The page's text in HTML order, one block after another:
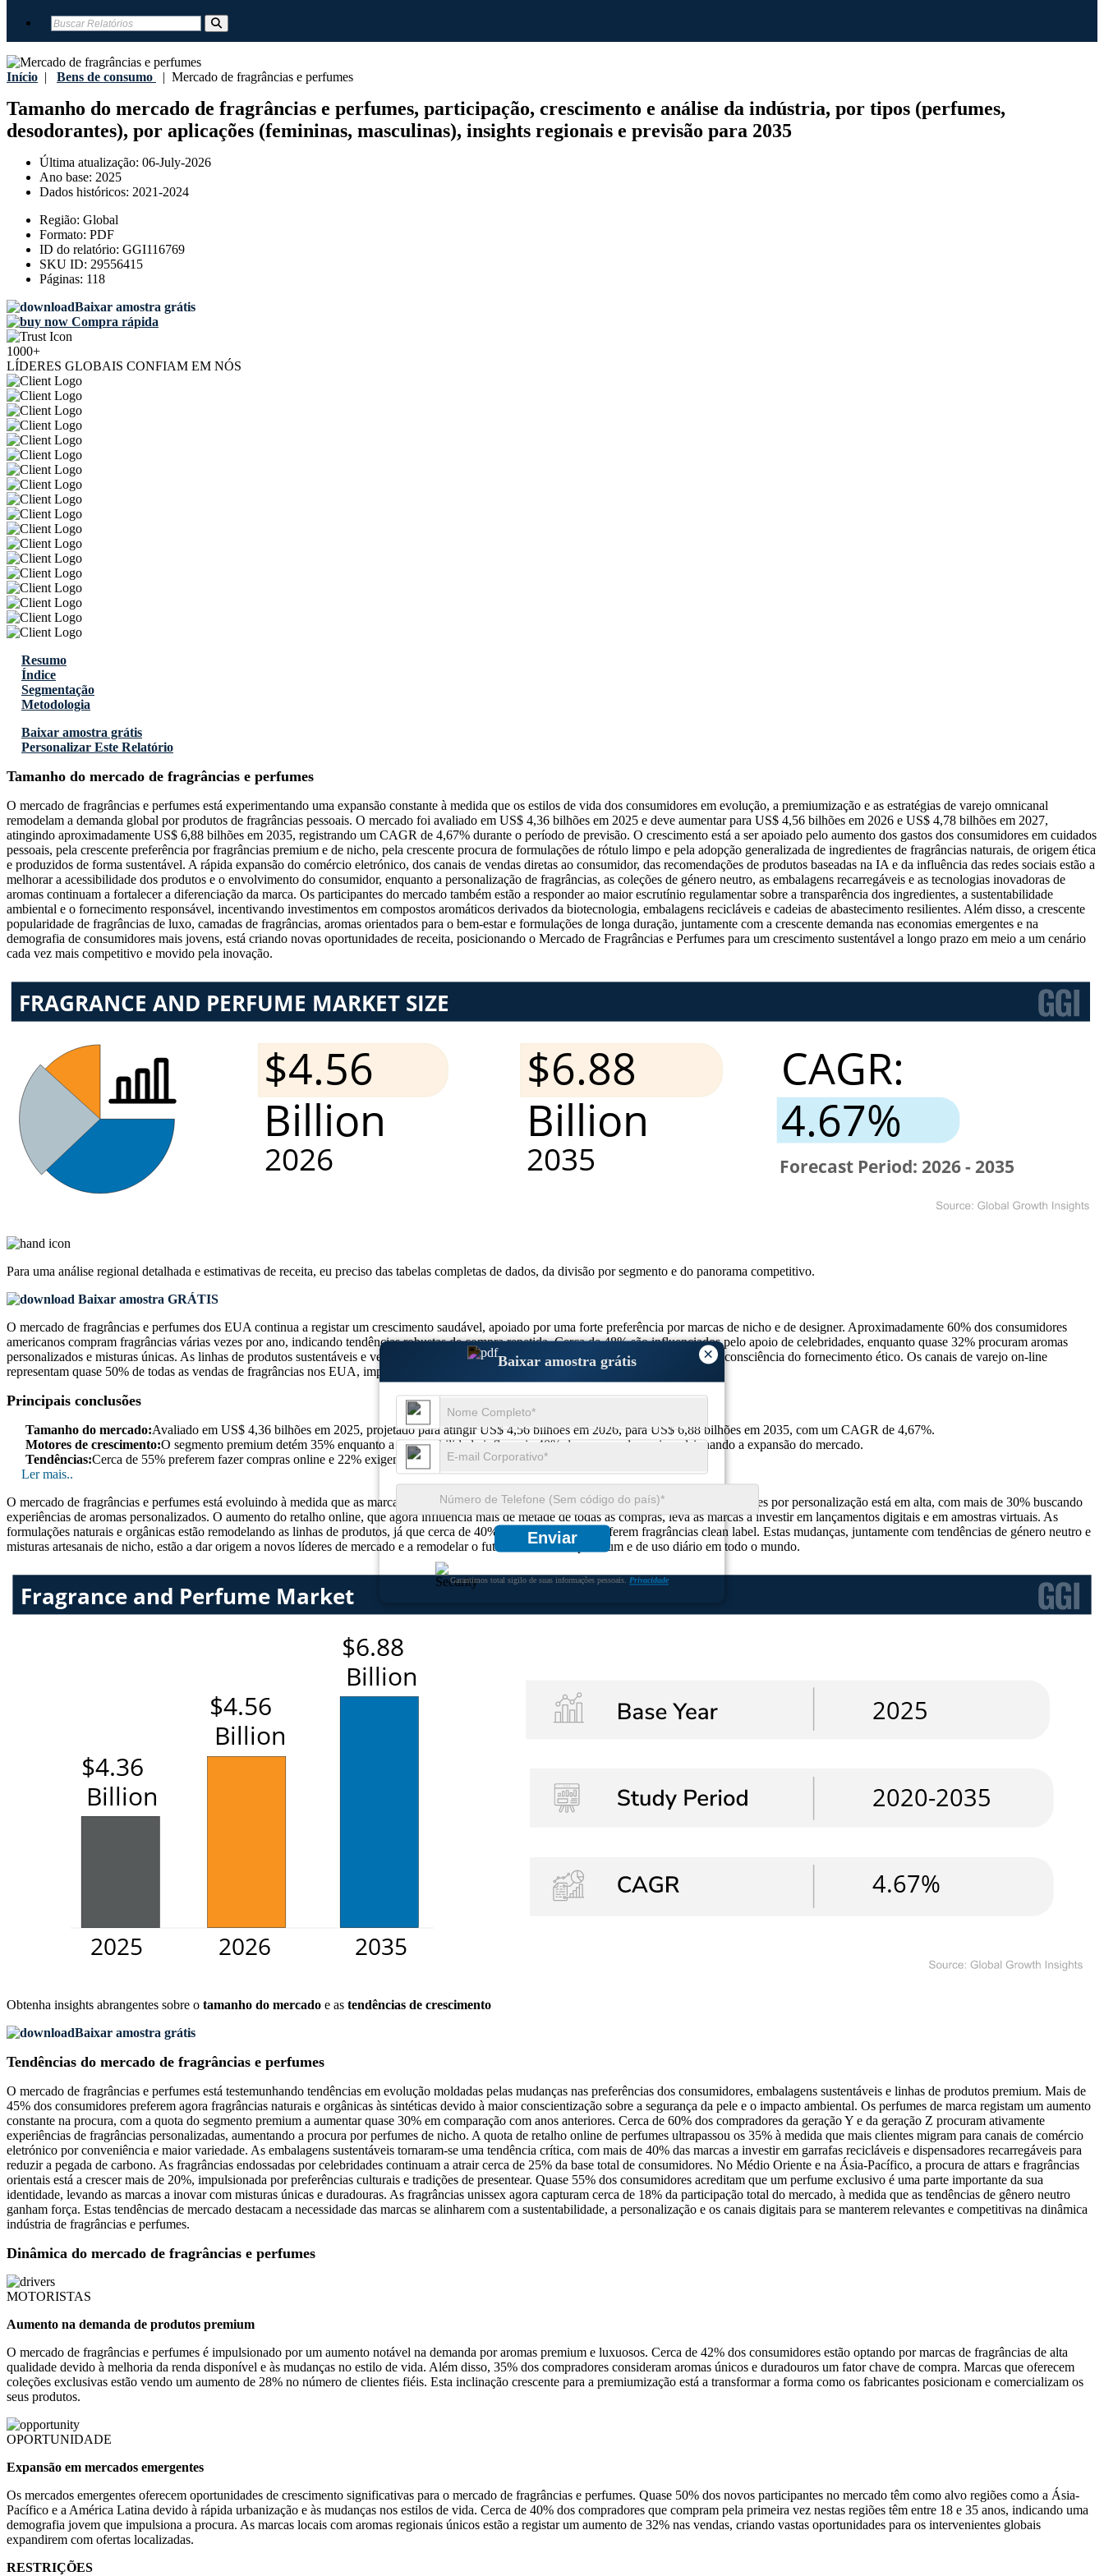
Início | Bens de consumo | Mercado de fragrâncias e perfumes
Tamanho do mercado de fragrâncias e perfumes, participação, crescimento e análise da indústria, por tipos (perfumes,
desodorantes), por aplicações (femininas, masculinas), insights regionais e previsão para 2035
Última atualização: 06-July-2026
Ano base: 2025
Dados históricos: 2021-2024
Região: Global
Formato: PDF
ID do relatório: GGI116769
SKU ID: 29556415
Páginas: 118
Baixar amostra grátis
Compra rápida
1000+
LÍDERES GLOBAIS CONFIAM EM NÓS
×
Baixar amostra grátis
Enviar
Garantimos total sigilo de suas informações pessoais. Privacidade
Resumo
Índice
Segmentação
Metodologia
Baixar amostra grátis
Personalizar Este Relatório
Tamanho do mercado de fragrâncias e perfumes
O mercado de fragrâncias e perfumes está experimentando uma expansão constante à medida que os estilos de vida dos consumidores em evolução, a premiumização e as estratégias de varejo omnicanal
remodelam a demanda global por produtos de fragrâncias pessoais. O mercado foi avaliado em US$ 4,36 bilhões em 2025 e deve aumentar para US$ 4,56 bilhões em 2026 e US$ 4,78 bilhões em 2027,
atingindo aproximadamente US$ 6,88 bilhões em 2035, registrando um CAGR de 4,67% durante o período de previsão. O crescimento está a ser apoiado pelo aumento dos gastos dos consumidores em cuidados
pessoais, pela crescente preferência por fragrâncias premium e de nicho, pela crescente procura de formulações de rótulo limpo e pela adopção generalizada de ingredientes de fragrâncias naturais, de origem ética
e produzidos de forma sustentável. A rápida expansão do comércio eletrónico, dos canais de vendas diretas ao consumidor, das recomendações de produtos baseadas na IA e da influência das redes sociais estão a
melhorar a acessibilidade dos produtos e o envolvimento do consumidor, enquanto a personalização de fragrâncias, as coleções de género neutro, as embalagens recarregáveis ​​e as tecnologias inovadoras de
aromas continuam a fortalecer a diferenciação da marca. Os participantes do mercado também estão a responder ao maior escrutínio regulamentar sobre a transparência dos ingredientes, a sustentabilidade
ambiental e o fornecimento responsável, incentivando investimentos em compostos aromáticos derivados da biotecnologia, embalagens recicláveis ​​e cadeias de abastecimento resilientes. Além disso, a crescente
popularidade de fragrâncias de luxo, camadas de fragrâncias, aromas orientados para o bem-estar e formulações de longa duração, juntamente com a crescente demanda nas economias emergentes e na
demografia de consumidores mais jovens, está criando novas oportunidades de receita, posicionando o Mercado de Fragrâncias e Perfumes para um crescimento sustentável a longo prazo em meio a um cenário
cada vez mais competitivo e movido pela inovação.
Para uma análise regional detalhada e estimativas de receita, eu preciso das tabelas completas de dados, da divisão por segmento e do panorama competitivo.
Baixar amostra GRÁTIS
O mercado de fragrâncias e perfumes dos EUA continua a registar um crescimento saudável, apoiado por uma forte preferência por marcas de nicho e de designer. Aproximadamente 60% dos consumidores
americanos compram fragrâncias várias vezes por ano, indicando tendências robustas de compra repetida. Cerca de 48% são influenciados pelo apoio de celebridades, enquanto quase 32% procuram aromas
personalizados e misturas únicas. As linhas de produtos sustentáveis ​​e veganos representam agora 22% do mercado, à medida que cresce a consciência do fornecimento ético. Os canais de varejo on-line
representam quase 50% de todas as vendas de fragrâncias nos EUA, impulsionados pela conveniência e pela ampla variedade de produtos.
Principais conclusões
Tamanho do mercado:Avaliado em US$ 4,36 bilhões em 2025, projetado para atingir US$ 4,56 bilhões em 2026, para US$ 6,88 bilhões em 2035, com um CAGR de 4,67%.
Motores de crescimento:O segmento premium detém 35% enquanto a sustentabilidade influencia 40% dos compradores, impulsionando a expansão do mercado.
Tendências:Cerca de 55% preferem fazer compras online e 22% exigem opções de fragrâncias veganas e livres de crueldade.
Ler mais..
O mercado de fragrâncias e perfumes está evoluindo à medida que as marcas adotam a inovação e a sustentabilidade. A demanda dos consumidores por personalização está em alta, com mais de 30% buscando
experiências de aromas personalizados. O aumento do retalho online, que agora influencia mais de metade de todas as compras, leva as marcas a investir em lançamentos digitais e em amostras virtuais. As
formulações naturais e orgânicas estão remodelando as linhas de produtos, já que cerca de 40% dos compradores preferem fragrâncias clean label. Estas mudanças, juntamente com tendências de género neutro e
misturas artesanais de nicho, estão a dar origem a novos líderes de mercado e a remodelar o futuro dos aromas premium e de uso diário em todo o mundo.
Obtenha insights abrangentes sobre o tamanho do mercado e as tendências de crescimento
Baixar amostra grátis
Tendências do mercado de fragrâncias e perfumes
O mercado de fragrâncias e perfumes está testemunhando tendências em evolução moldadas pelas mudanças nas preferências dos consumidores, embalagens sustentáveis ​​e linhas de produtos premium. Mais de
45% dos consumidores preferem agora fragrâncias naturais e orgânicas às sintéticas devido à maior conscientização sobre a segurança da pele e o impacto ambiental. Os perfumes de marca registam um aumento
constante na procura, com a quota do segmento premium a aumentar quase 30% em comparação com anos anteriores. Cerca de 60% dos compradores da geração Y e da geração Z procuram ativamente
experiências de fragrâncias personalizadas, aumentando a procura por perfumes de nicho. A quota de retalho online de perfumes ultrapassou os 35% à medida que mais clientes migram para canais de comércio
eletrónico por conveniência e maior variedade. As embalagens sustentáveis ​​tornaram-se uma tendência crítica, com mais de 40% das marcas a investir em garrafas recicláveis ​​e dispensadores recarregáveis ​​para
reduzir a pegada de carbono. As fragrâncias endossadas por celebridades continuam a atrair cerca de 25% da base total de consumidores. No Médio Oriente e na Ásia-Pacífico, a procura de attars e fragrâncias
orientais está a crescer mais de 20%, impulsionada por preferências culturais e tradições de presentear. Quase 55% dos consumidores acreditam que um perfume exclusivo é uma parte importante da sua
identidade, levando as marcas a inovar com misturas únicas e duradouras. As fragrâncias unissex agora capturam cerca de 18% da participação total do mercado, à medida que as tendências de gênero neutro
ganham força. Estas tendências de mercado destacam a necessidade das marcas se alinharem com a sustentabilidade, a personalização e os canais digitais para se manterem relevantes e competitivas na dinâmica
indústria de fragrâncias e perfumes.
Dinâmica do mercado de fragrâncias e perfumes
MOTORISTAS
Aumento na demanda de produtos premium
O mercado de fragrâncias e perfumes é impulsionado por um aumento notável na demanda por aromas premium e luxuosos. Cerca de 42% dos consumidores estão optando por marcas de fragrâncias de alta
qualidade devido à melhoria da renda disponível e às mudanças no estilo de vida. Além disso, 35% dos compradores consideram aromas únicos e duradouros um fator chave de compra. Marcas que oferecem
coleções exclusivas estão vendo um aumento de 28% no número de clientes fiéis. Esta inclinação crescente para a premiumização está a transformar a forma como os fabricantes posicionam e comercializam os
seus produtos.
OPORTUNIDADE
Expansão em mercados emergentes
Os mercados emergentes oferecem oportunidades de crescimento significativas para o mercado de fragrâncias e perfumes. Quase 50% dos novos participantes no mercado têm como alvo regiões como a Ásia-
Pacífico e a América Latina devido à rápida urbanização e às mudanças nos estilos de vida. Cerca de 40% dos compradores que compram pela primeira vez nestas regiões têm entre 18 e 35 anos, indicando uma
demografia jovem que impulsiona a procura. As marcas locais com aromas regionais únicos estão a registar um aumento de 32% nas vendas, criando vastas oportunidades para os intervenientes globais
expandirem com ofertas localizadas.
RESTRIÇÕES